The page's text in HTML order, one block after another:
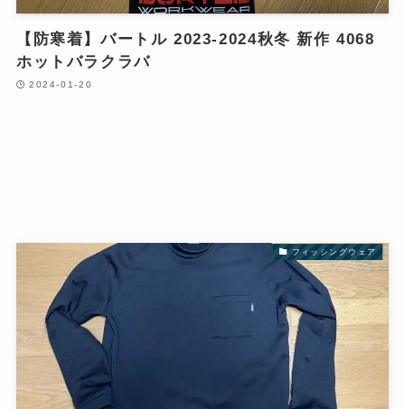
【防寒着】バートル 2023-2024秋冬 新作 4068
ホットバラクラバ
2024-01-20
フィッシングウェア